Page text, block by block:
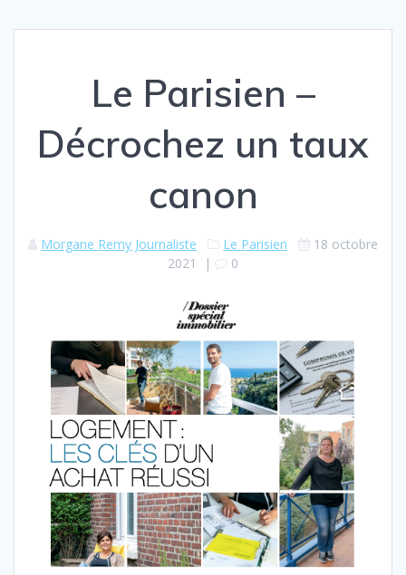
Le Parisien –
Décrochez un taux
canon
Morgane Remy Journaliste Le Parisien
18 octobre
2021
| 0